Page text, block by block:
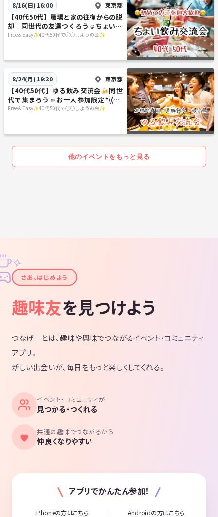
8/16(日) 16:00 東京都
【40代50代】職場と家の往復からの脱
却！同世代の友達つくろう☺️ちょい飲
み交流会🍻✨
Free & Easy✨40代50代で◯◯しようの会✨
8/24(月) 19:30 東京都
【40代50代】ゆる飲み交流会🍻同世
代で集まろう☺️お一人参加限定*\(^o
^)/*
Free & Easy✨40代50代で◯◯しようの会✨
他のイベントをもっと見る
✦
✧
さあ、はじめよう
趣味友を見つけよう
つなげーとは、趣味や興味でつながるイベント・コミュニティ
アプリ。
新しい出会いが、毎日をもっと楽しくしてくれる。
イベント・コミュニティが
見つかる・つくれる
共通の趣味でつながるから
仲良くなりやすい
アプリでかんたん参加！
iPhoneの方はこちら Androidの方はこちら